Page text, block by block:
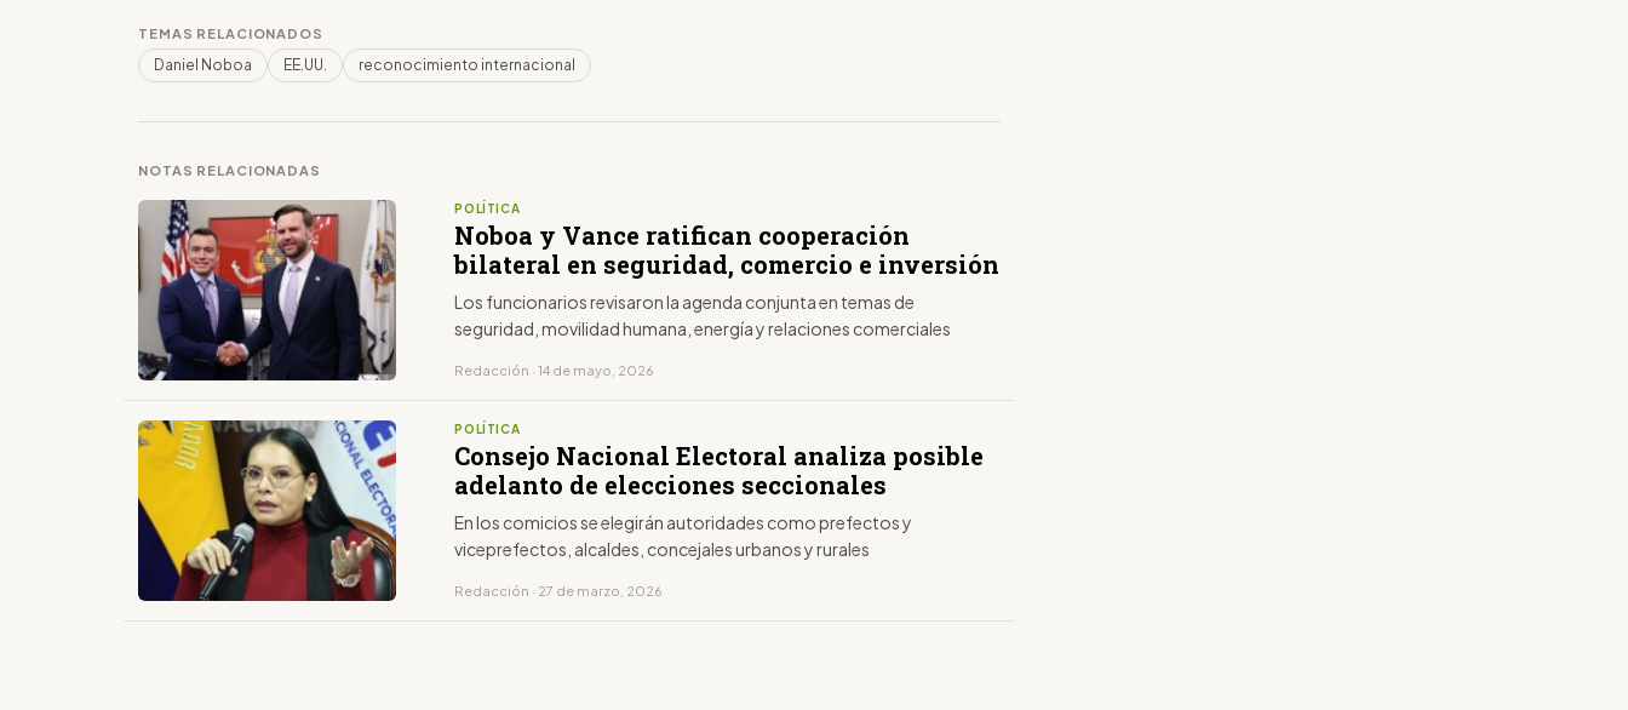
TEMAS RELACIONADOS
Daniel Noboa EE.UU. reconocimiento internacional
NOTAS RELACIONADAS
POLÍTICA
Noboa y Vance ratifican cooperación
bilateral en seguridad, comercio e inversión
Los funcionarios revisaron la agenda conjunta en temas de
seguridad, movilidad humana, energía y relaciones comerciales
Redacción · 14 de mayo, 2026
POLÍTICA
Consejo Nacional Electoral analiza posible
adelanto de elecciones seccionales
En los comicios se elegirán autoridades como prefectos y
viceprefectos, alcaldes, concejales urbanos y rurales
Redacción · 27 de marzo, 2026